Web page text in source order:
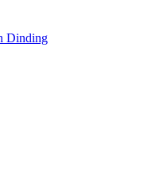
Dinding